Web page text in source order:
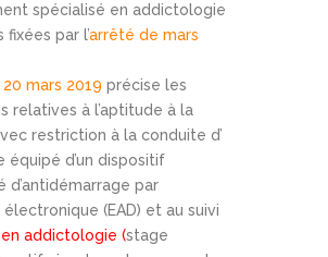
spécialisé en addictologie
par l’arrêté de mars
mars 2019 précise les
relatives à l’aptitude à la
restriction à la conduite d’
équipé d’un dispositif
d’antidémarrage par
(EAD) et au suivi
en addictologie (stage